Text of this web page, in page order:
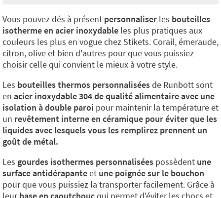
Vous pouvez dés à présent personnaliser les bouteilles
isotherme en acier inoxydable les plus pratiques aux
couleurs les plus en vogue chez Stikets. Corail, émeraude,
citron, olive et bien d'autres pour que vous puissiez
choisir celle qui convient le mieux à votre style.
Les bouteilles thermos personnaliséesde Runbott sont
en acier inoxydable 304 de qualité alimentaire avec une
isolation à double paroi pour maintenir la température et
un revêtement interne en céramique pour éviter que les
liquides avec lesquels vous les remplirez prennent un
goût de métal.
Les gourdes isothermes personnalisées possèdent une
surface antidérapanteet une poignée sur le bouchon
pour que vous puissiez la transporter facilement. Grâce à